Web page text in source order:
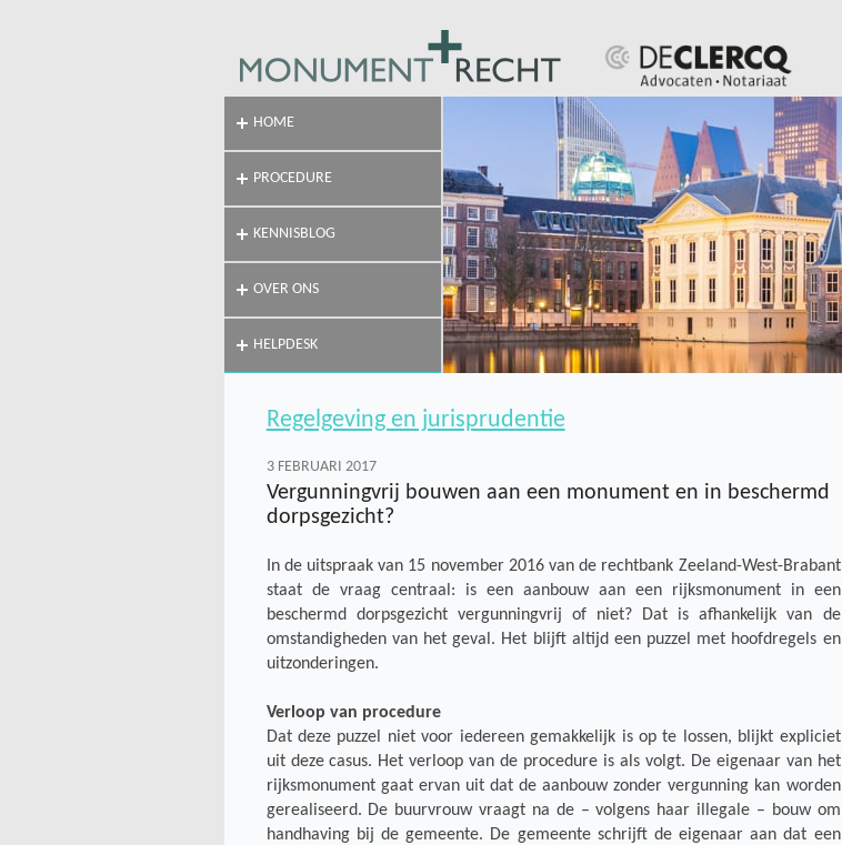
HOME
PROCEDURE
KENNISBLOG
OVER ONS
HELPDESK
Regelgeving en jurisprudentie
3 FEBRUARI 2017
Vergunningvrij bouwen aan een monument en in beschermd
dorpsgezicht?
In de uitspraak van 15 november 2016 van de rechtbank Zeeland-West-Brabant
staat de vraag centraal: is een aanbouw aan een rijksmonument in een
beschermd dorpsgezicht vergunningvrij of niet? Dat is afhankelijk van de
omstandigheden van het geval. Het blijft altijd een puzzel met hoofdregels en
uitzonderingen.
Verloop van procedure
Dat deze puzzel niet voor iedereen gemakkelijk is op te lossen, blijkt expliciet
uit deze casus. Het verloop van de procedure is als volgt. De eigenaar van het
rijksmonument gaat ervan uit dat de aanbouw zonder vergunning kan worden
gerealiseerd. De buurvrouw vraagt na de – volgens haar illegale – bouw om
handhaving bij de gemeente. De gemeente schrijft de eigenaar aan dat een